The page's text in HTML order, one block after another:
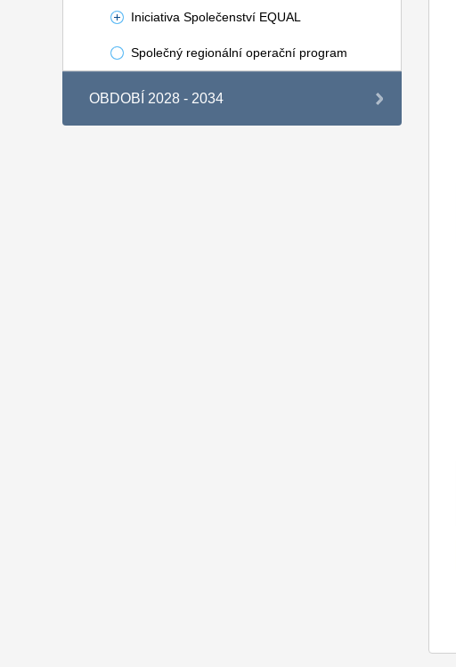
Iniciativa Společenství EQUAL
Společný regionální operační program
OBDOBÍ 2028 - 2034